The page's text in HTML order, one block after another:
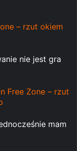
– rzut okiem
nie jest gra
Free Zone – rzut
mam